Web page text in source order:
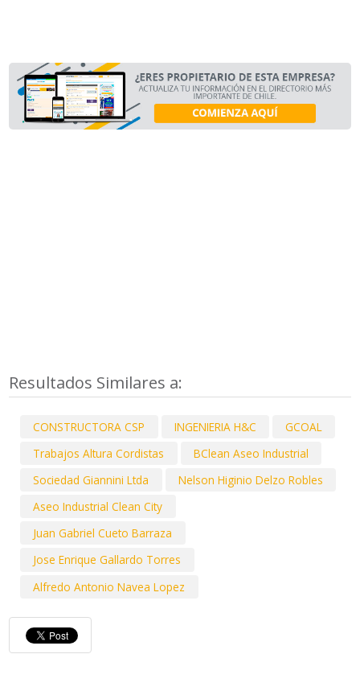
Resultados Similares a:
CONSTRUCTORA CSP INGENIERIA H&C
GCOAL
Trabajos Altura Cordistas
BClean Aseo Industrial
Sociedad Giannini Ltda
Nelson Higinio Delzo Robles
Aseo Industrial Clean City
Juan Gabriel Cueto Barraza
Jose Enrique Gallardo Torres
Alfredo Antonio Navea Lopez